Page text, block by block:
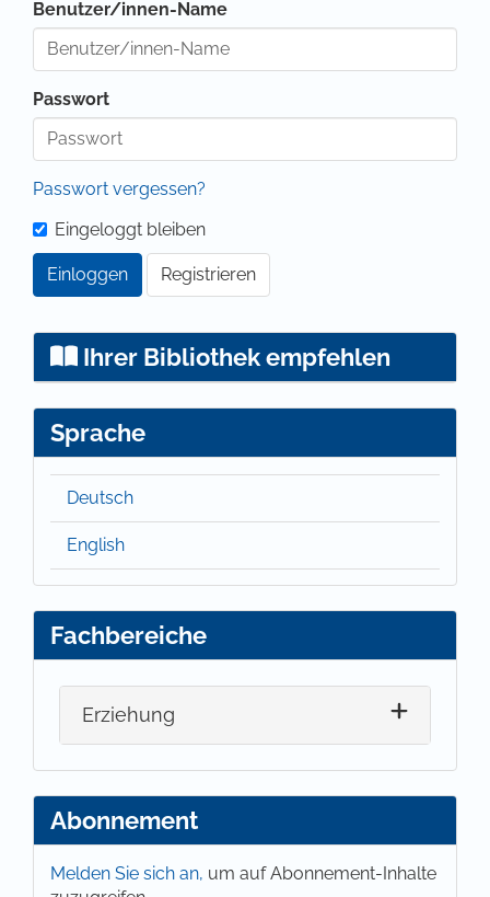
Benutzer/innen-Name
Passwort
Passwort vergessen?
Eingeloggt bleiben
Einloggen Registrieren
Ihrer Bibliothek empfehlen
Sprache
Deutsch
English
Fachbereiche
Erziehung
Abonnement
Melden Sie sich an, um auf Abonnement-Inhalte